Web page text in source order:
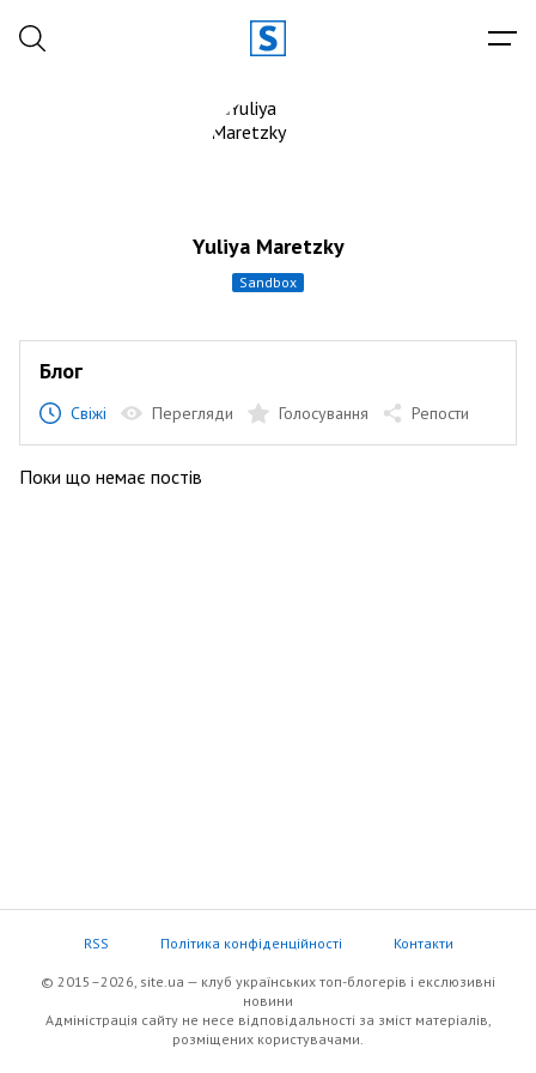
Yuliya Maretzky
sandbox
Блог
Свіжі Перегляди Голосування Репости
Поки що немає постів
RSS Політика конфіденційності Контакти
© 2015–2026, site.ua — клуб українських топ-блогерів i екслюзивнi
новини
Адміністрація сайту не несе відповідальності за зміст матеріалів,
розміщених користувачами.